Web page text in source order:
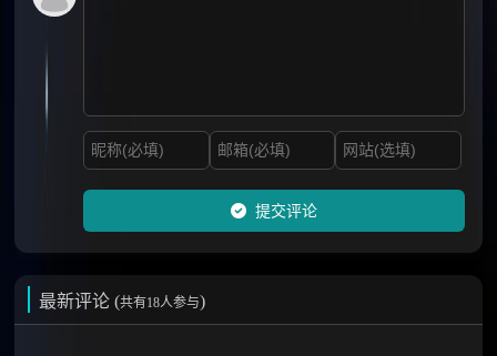
提交评论
最新评论 (共有18人参与)